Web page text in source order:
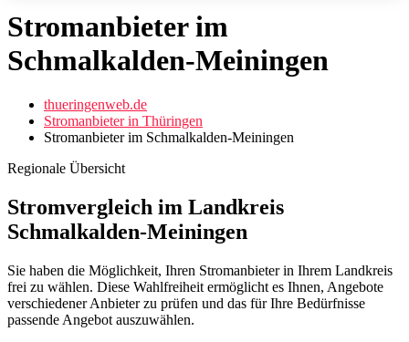
Stromanbieter im
Schmalkalden-Meiningen
thueringenweb.de
Stromanbieter in Thüringen
Stromanbieter im Schmalkalden-Meiningen
Regionale Übersicht
Stromvergleich im Landkreis
Schmalkalden-Meiningen
Sie haben die Möglichkeit, Ihren Stromanbieter in Ihrem Landkreis
frei zu wählen. Diese Wahlfreiheit ermöglicht es Ihnen, Angebote
verschiedener Anbieter zu prüfen und das für Ihre Bedürfnisse
passende Angebot auszuwählen.